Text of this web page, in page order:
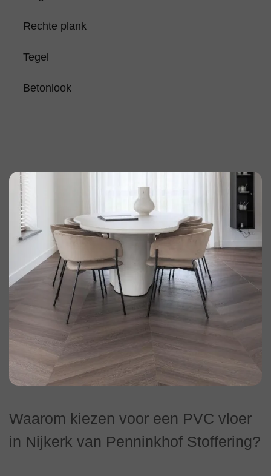
Rechte plank
Tegel
Betonlook
Waarom kiezen voor een PVC vloer
in Nijkerk van Penninkhof Stoffering?